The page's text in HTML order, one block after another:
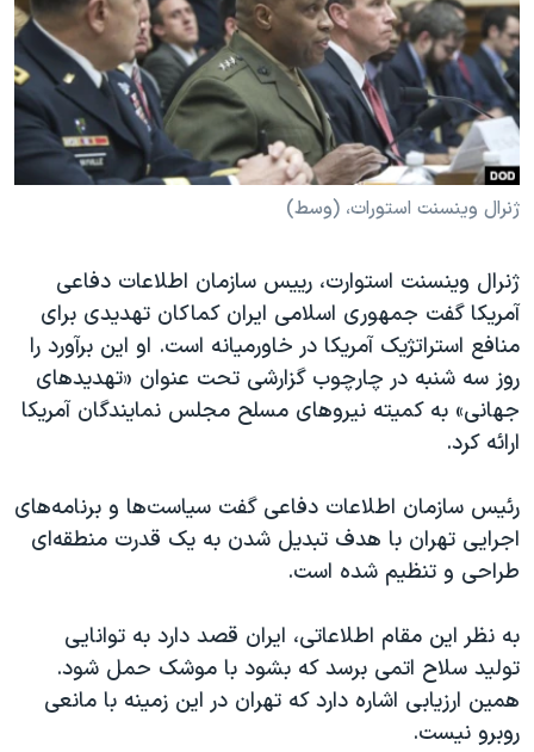
فرهنگ و زندگی
حقوق شهروندی
اقتصادی
علم و فناوری
آرشیو پخش زنده
مستندها
انتخابات ریاست جمهوری آمریکا ۲۰۲۴
حمله جمهوری اسلامی به اسرائیل
رمز مهسا
مجموعه مستندهای دادخواهی
تریبونال مردمی آبان ۹۸
دادگاه حمید نوری
چهل سال گروگان‌گیری
قانون شفافیت دارائی کادر رهبری ایران
اعتراضات مردمی آبان ۹۸
اسرائیل در جنگ
نرگس محمدی برنده جایزه نوبل صلح
همایش محافظه‌کاران آمریکا «سی‌پک»
صفحه‌های ویژه
سفر پرزیدنت ترامپ به چین
دنبال کنید
زبانهای مختلف
ژنرال وینسنت استورات، (وسط)
ژنرال وینسنت استوارت، رییس سازمان اطلاعات دفاعی
آمریکا گفت جمهوری اسلامی ایران کماکان تهدیدی برای
منافع استراتژیک آمریکا در خاورمیانه است. او این برآورد را
روز سه شنبه در چارچوب گزارشی تحت عنوان «تهدیدهای
جهانی» به کمیته نیروهای مسلح مجلس نمایندگان آمریکا
ارائه کرد.
رئیس سازمان اطلاعات دفاعی گفت سیاست‌ها و برنامه‌های
اجرایی تهران با هدف تبدیل شدن به یک قدرت منطقه‌ای
طراحی و تنظیم شده است.
به نظر این مقام اطلاعاتی، ایران قصد دارد به توانایی
تولید سلاح اتمی برسد که بشود با موشک حمل شود.
همین ارزیابی اشاره دارد که تهران در این زمینه با مانعی
روبرو نیست.